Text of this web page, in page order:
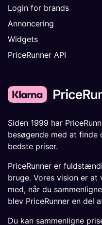
Login for brands
Annoncering
Widgets
PriceRunner API
Siden 1999 har
besøgende med at
bedste priser.
PriceRunner er
bruge. Vores vision er
med, når du
blev PriceRunner en del
Du kan sammenligne